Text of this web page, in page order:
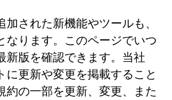
された新機能やツールも、
なります。このページでいつ
新版を確認できます。当社
に更新や変更を掲載すること
約の一部を更新、変更、また